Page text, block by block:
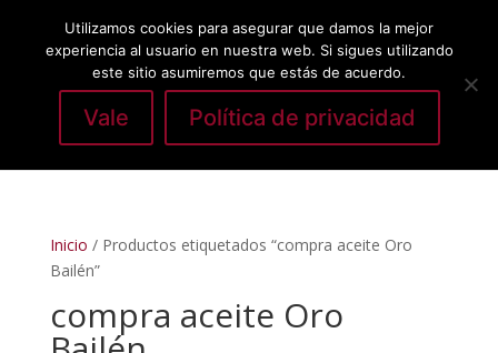
Seleccionar página
Inicio / Productos etiquetados “compra aceite Oro
Bailén”
compra aceite Oro
Utilizamos cookies para asegurar que damos la mejor
experiencia al usuario en nuestra web. Si sigues utilizando
este sitio asumiremos que estás de acuerdo.
Vale Política de privacidad